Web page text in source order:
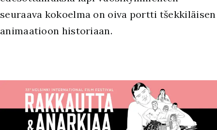
seuraava kokoelma on oiva portti tšekkiläisen
animaatioon historiaan.